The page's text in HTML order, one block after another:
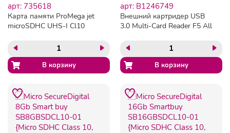
арт: 735618
Карта памяти ProMega jet
microSDHC UHS-I Cl10
арт: B1246749
Внешний картридер USB
3.0 Multi-Card Reader F5 All
Black